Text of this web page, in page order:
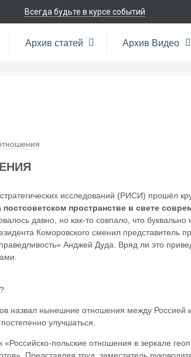
Всегда будьте в курсе событий
Архив статей Архив Видео
исследований (РИСИ) прошёл
пространстве в свете
давно, но как-то совпало, что
Коморовского сменил представитель
Анджей Дуда. Вряд ли это
назвал нынешние отношения между Россией
улучшаться.
польские отношения в зеркале